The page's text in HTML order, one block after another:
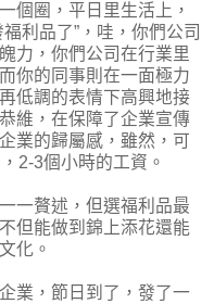
個圈，平日里生活上，
利品了”，哇，你們公司
力，你們公司在行業里
你的同事則在一面極力
低調的表情下高興地接
維，在保障了企業宣傳
業的歸屬感，雖然，可
2-3個小時的工資。
贅述，但選福利品最
但能做到錦上添花還能
化。
，節日到了，發了一